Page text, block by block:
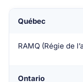
Province / Territoire
Québec
RAMQ (Régie de
Ontario